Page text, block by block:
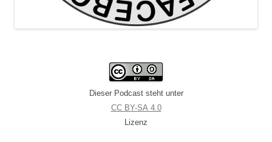
Dieser Podcast steht unter
CC BY-SA 4.0
Lizenz